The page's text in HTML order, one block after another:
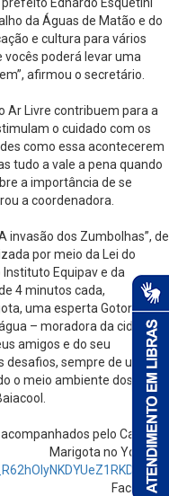
da Águas de Matão e do
e cultura para vários
vocês poderá levar uma
afirmou o secretário.
Ar Livre contribuem para a
o cuidado com os
como essa acontecerem
tudo a vale a pena quando
a importância de se
a coordenadora.
invasão dos Zumbolhas”, de
por meio da Lei do
Equipav e da
4 minutos cada,
uma esperta Gotonauta
– moradora da cidade
amigos e do seu
desafios, sempre de uma
o meio ambiente dos
pelo Canal da
Marigota no Youtube
; no
Facebook,